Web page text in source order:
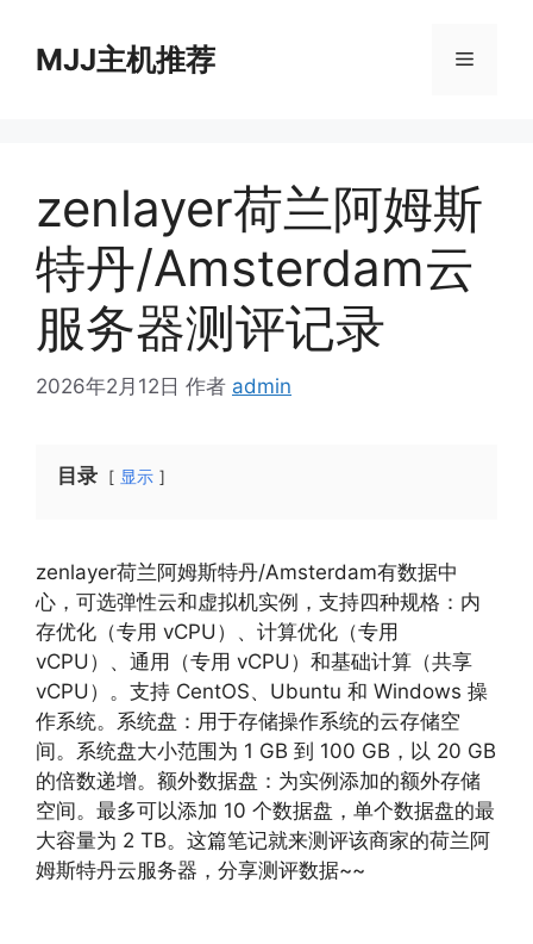
MJJ主机推荐 菜
zenlayer荷兰阿姆斯
特丹/Amsterdam云
服务器测评记录
2026年2月12日 作者 admin
目录 显示
zenlayer荷兰阿姆斯特丹/Amsterdam有数据中
心，可选弹性云和虚拟机实例，支持四种规格：内
存优化（专用 vCPU）、计算优化（专用
vCPU）、通用（专用 vCPU）和基础计算（共享
vCPU）。支持 CentOS、Ubuntu 和 Windows 操
作系统。系统盘：用于存储操作系统的云存储空
间。系统盘大小范围为 1 GB 到 100 GB，以 20 GB
的倍数递增。额外数据盘：为实例添加的额外存储
空间。最多可以添加 10 个数据盘，单个数据盘的最
大容量为 2 TB。这篇笔记就来测评该商家的荷兰阿
姆斯特丹云服务器，分享测评数据~~